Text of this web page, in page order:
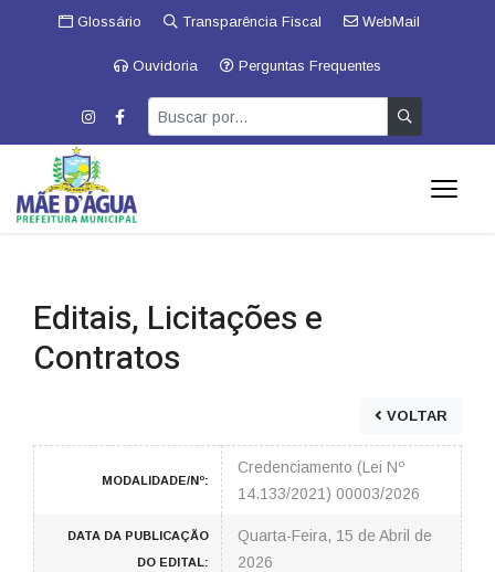
Glossário Transparência Fiscal WebMail
Ouvidoria Perguntas Frequentes
Editais, Licitações e
Contratos
VOLTAR
MODALIDADE/Nº:
Credenciamento (Lei Nº
14.133/2021) 00003/2026
DATA DA PUBLICAÇÃO
DO EDITAL:
Quarta-Feira, 15 de Abril de
2026